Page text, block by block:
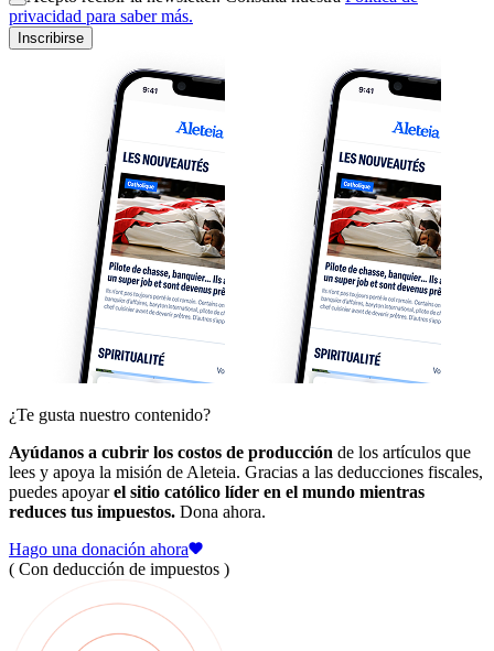
privacidad para saber más.
Inscribirse
¿Te gusta nuestro contenido?
Ayúdanos a cubrir los costos de producción de los artículos que
lees y apoya la misión de Aleteia. Gracias a las deducciones fiscales,
puedes apoyarel sitio católico líder en el mundo mientras
reduces tus impuestos. Dona ahora.
Hago una donación ahora
( Con deducción de impuestos )